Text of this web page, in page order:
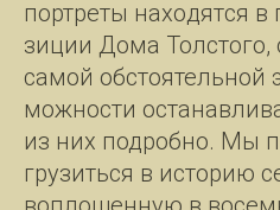
порт­ре­ты на­хо­дят­ся
зи­ции До­ма
са­мой об­сто­я­тель­ной
мож­нос­ти
из них под­роб­но. Мы
гру­зить­ся в ис­то­рию